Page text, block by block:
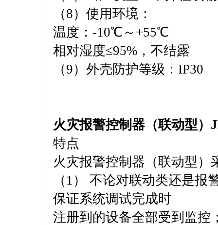
（8）使用环境：
温度：-10℃～+55℃
相对湿度≤95%，不结露
（9）外壳防护等级：IP30
火灾报警控制器（联动型）
特点
火灾报警控制器（联动型）
（1） 不论对联动类还是
保证系统调试完成时
注册到的设备全部受到监控